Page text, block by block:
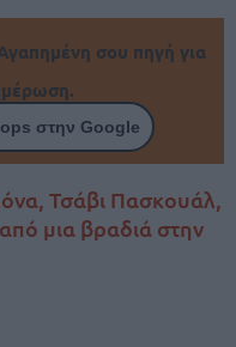
σου πηγή για
στην Google
Τσάβι Πασκουάλ,
μια βραδιά στην